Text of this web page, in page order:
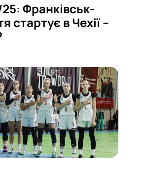
Франківськ-
стартує в Чехії –